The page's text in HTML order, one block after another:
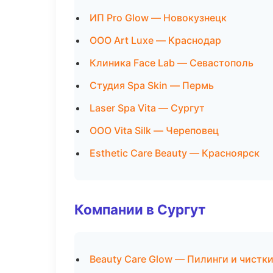
ИП Pro Glow — Новокузнецк
ООО Art Luxe — Краснодар
Клиника Face Lab — Севастополь
Студия Spa Skin — Пермь
Laser Spa Vita — Сургут
ООО Vita Silk — Череповец
Esthetic Care Beauty — Красноярск
Компании в Сургут
Beauty Care Glow — Пилинги и чистки